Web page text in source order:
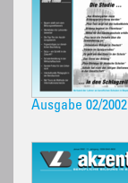
Ausgabe 02/2002